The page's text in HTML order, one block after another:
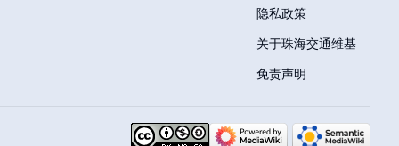
隐私政策
关于珠海交通维基
免责声明